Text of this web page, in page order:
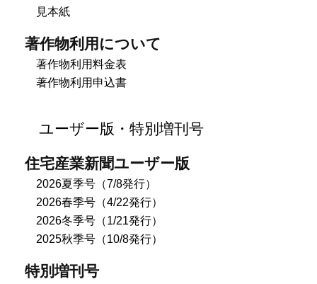
見本紙
著作物利用について
著作物利用料金表
著作物利用申込書
ユーザー版・特別増刊号
住宅産業新聞ユーザー版
2026夏季号（7/8発行）
2026春季号（4/22発行）
2026冬季号（1/21発行）
2025秋季号（10/8発行）
特別増刊号